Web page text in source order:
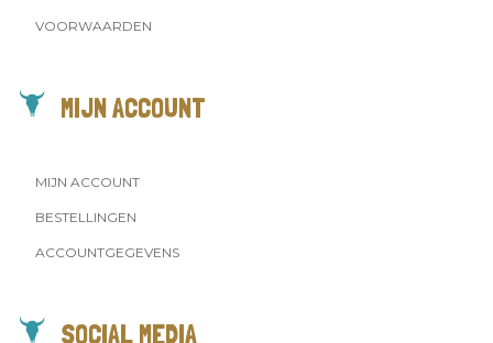
VOORWAARDEN
MIJN ACCOUNT
MIJN ACCOUNT
BESTELLINGEN
ACCOUNTGEGEVENS
SOCIAL MEDIA